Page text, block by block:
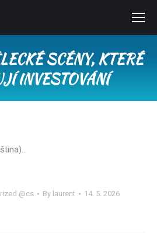
SCÉNY, KTERÉ
INVESTOVÁNÍ
@cs By laurent 14. 5. 2026